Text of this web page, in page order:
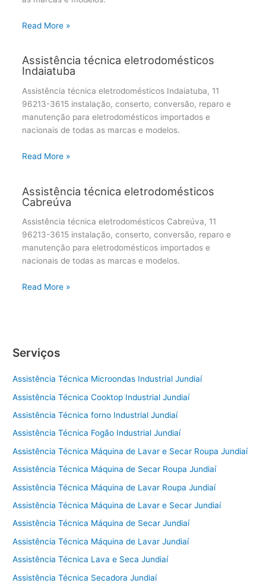
Read More »
Assistência técnica eletrodomésticos
Indaiatuba
Assistência técnica eletrodomésticos Indaiatuba, 11
96213-3615 instalação, conserto, conversão, reparo e
manutenção para eletrodomésticos importados e
nacionais de todas as marcas e modelos.
Read More »
Assistência técnica eletrodomésticos
Cabreúva
Assistência técnica eletrodomésticos Cabreúva, 11
96213-3615 instalação, conserto, conversão, reparo e
manutenção para eletrodomésticos importados e
nacionais de todas as marcas e modelos.
Read More »
Serviços
Assistência Técnica Microondas Industrial Jundiaí
Assistência Técnica Cooktop Industrial Jundiaí
Assistência Técnica forno Industrial Jundiaí
Assistência Técnica Fogão Industrial Jundiaí
Assistência Técnica Máquina de Lavar e Secar Roupa Jundiaí
Assistência Técnica Máquina de Secar Roupa Jundiaí
Assistência Técnica Máquina de Lavar Roupa Jundiaí
Assistência Técnica Máquina de Lavar e Secar Jundiaí
Assistência Técnica Máquina de Secar Jundiaí
Assistência Técnica Máquina de Lavar Jundiaí
Assistência Técnica Lava e Seca Jundiaí
Assistência Técnica Secadora Jundiaí